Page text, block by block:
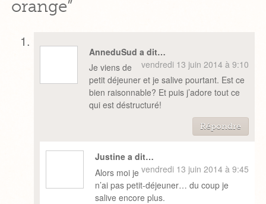
orange”
AnneduSud a dit…
vendredi 13 juin 2014 à 9:10
Je viens de
petit déjeuner et je salive pourtant. Est ce
bien raisonnable? Et puis j’adore tout ce
qui est déstructuré!
Répondre
Justine a dit…
vendredi 13 juin 2014 à 9:45
Alors moi je
n’ai pas petit-déjeuner… du coup je
salive encore plus.